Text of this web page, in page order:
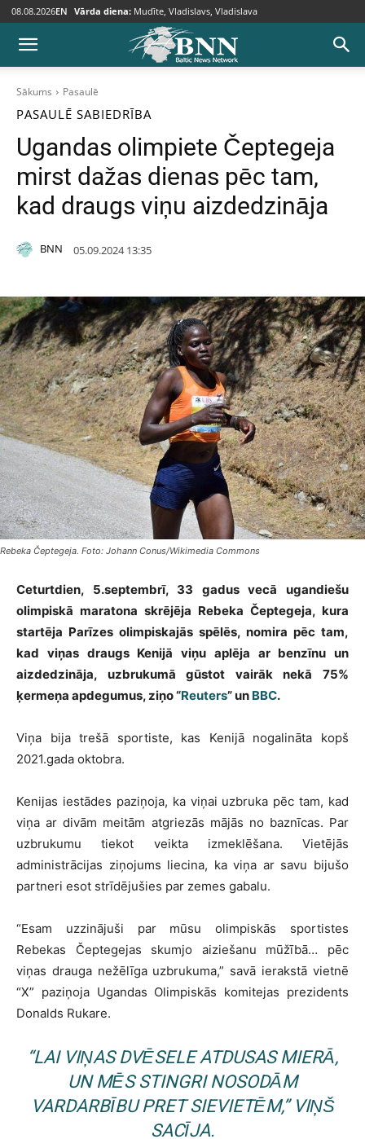
08.08.2026EN Vārda diena: Mudīte, Vladislavs, Vladislava
Sākums Pasaulē
PASAULĒ SABIEDRĪBA
Ugandas olimpiete Čeptegeja
mirst dažas dienas pēc tam,
kad draugs viņu aizdedzināja
BNN 05.09.2024 13:35
Rebeka Čeptegeja. Foto: Johann Conus/Wikimedia Commons
Ceturtdien, 5.septembrī, 33 gadus vecā ugandiešu
olimpiskā maratona skrējēja Rebeka Čeptegeja, kura
startēja Parīzes olimpiskajās spēlēs, nomira pēc tam,
kad viņas draugs Kenijā viņu aplēja ar benzīnu un
aizdedzināja, uzbrukumā gūstot vairāk nekā 75%
ķermeņa apdegumus, ziņo “Reuters” un BBC.
Viņa bija trešā sportiste, kas Kenijā nogalināta kopš
2021.gada oktobra.
Kenijas iestādes paziņoja, ka viņai uzbruka pēc tam, kad
viņa ar divām meitām atgriezās mājās no baznīcas. Par
uzbrukumu tiekot veikta izmeklēšana. Vietējās
administrācijas ziņojums liecina, ka viņa ar savu bijušo
partneri esot strīdējušies par zemes gabalu.
“Esam uzzinājuši par mūsu olimpiskās sportistes
Rebekas Čeptegejas skumjo aiziešanu mūžībā… pēc
viņas drauga nežēlīga uzbrukuma,” savā ierakstā vietnē
“X” paziņoja Ugandas Olimpiskās komitejas prezidents
Donalds Rukare.
“LAI VIŅAS DVĒSELE ATDUSAS MIERĀ,
UN MĒS STINGRI NOSODĀM
VARDARBĪBU PRET SIEVIETĒM,” VIŅŠ
SACĪJA.